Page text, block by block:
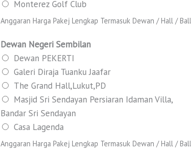
Monterez Golf Club
Anggaran Harga Pakej Lengkap Termasuk Dewan / Hall /
Dewan Negeri Sembilan
Dewan PEKERTI
Galeri Diraja Tuanku Jaafar
The Grand Hall,Lukut,PD
Masjid Sri Sendayan Persiaran Idaman Villa,
Bandar Sri Sendayan
Casa Lagenda
Anggaran Harga Pakej Lengkap Termasuk Dewan / Hall /